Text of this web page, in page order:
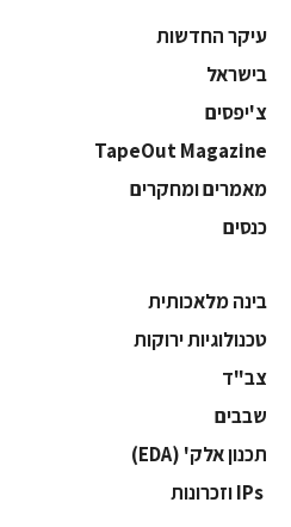
עיקר החדשות
בישראל
צ'יפסים
TapeOut Magazine
מאמרים ומחקרים
כנסים
בינה מלאכותית
‫טכנולוגיות ירוקות‬
‫צב"ד‬
‫שבבים‬
‫תכנון אלק' (‪(EDA‬‬